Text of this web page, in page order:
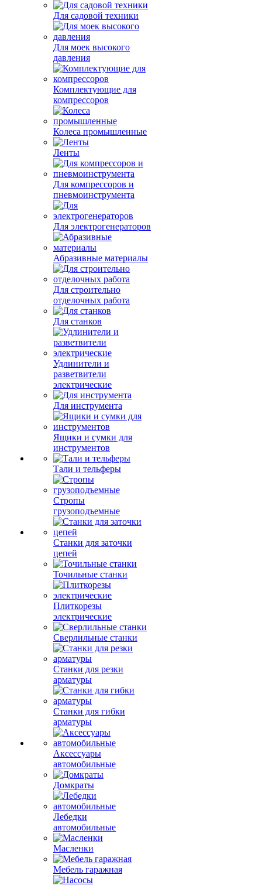
Для садовой техники
Для моек высокого
давления
Комплектующие для
компрессоров
Колеса промышленные
Ленты
Для компрессоров и
пневмоинструмента
Для электрогенераторов
Абразивные материалы
Для строительно
отделочных работа
Для станков
Удлинители и
разветвители
электрические
Для инструмента
Ящики и сумки для
инструментов
Тали и тельферы
Стропы
грузоподъемные
Станки для заточки
цепей
Точильные станки
Плиткорезы
электрические
Сверлильные станки
Станки для резки
арматуры
Станки для гибки
арматуры
Аксессуары
автомобильные
Домкраты
Лебедки
автомобильные
Масленки
Мебель гаражная